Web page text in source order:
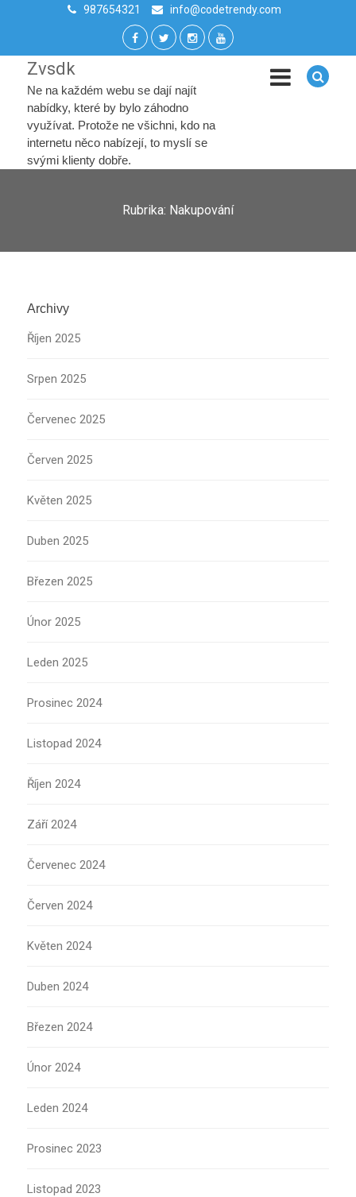
987654321 info@codetrendy.com
Zvsdk
Ne na každém webu se dají najít
nabídky, které by bylo záhodno
využívat. Protože ne všichni, kdo na
internetu něco nabízejí, to myslí se
svými klienty dobře.
Rubrika: Nakupování
Archivy
Říjen 2025
Srpen 2025
Červenec 2025
Červen 2025
Květen 2025
Duben 2025
Březen 2025
Únor 2025
Leden 2025
Prosinec 2024
Listopad 2024
Říjen 2024
Září 2024
Červenec 2024
Červen 2024
Květen 2024
Duben 2024
Březen 2024
Únor 2024
Leden 2024
Prosinec 2023
Listopad 2023